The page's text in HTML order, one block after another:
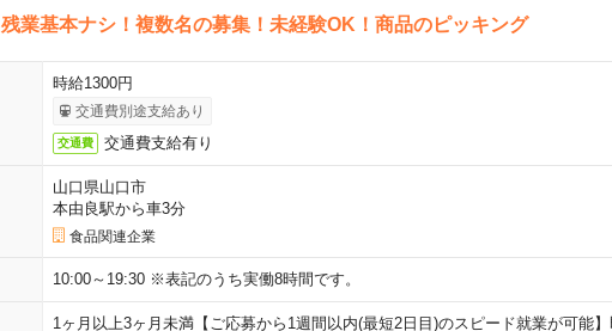
残業基本ナシ！複数名の募集！未経験OK！商品のピッキング
時給1300円
交通費別途支給あり
交通費 交通費支給有り
山口県山口市
本由良駅から車3分
食品関連企業
10:00～19:30 ※表記のうち実働8時間です。
1ヶ月以上3ヶ月未満【ご応募から1週間以内(最短2日目)のスピード就業が可能